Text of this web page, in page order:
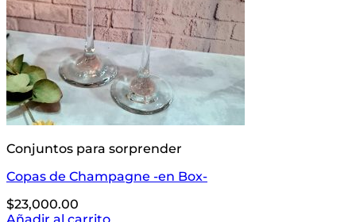
Conjuntos para sorprender
Copas de Champagne -en Box-
$23,000.00